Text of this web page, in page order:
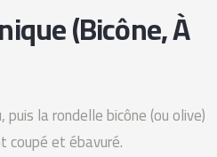
(bicône, À
puis la rondelle bicône (ou olive)
coupé et ébavuré.